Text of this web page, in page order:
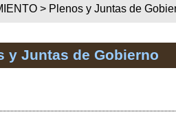
> Plenos y Juntas de
y Juntas de Gobierno